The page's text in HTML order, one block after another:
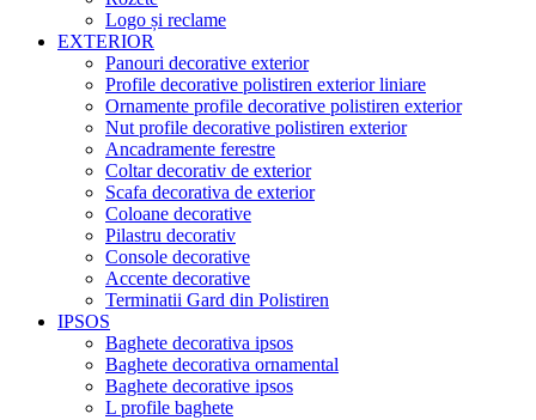
Logo și reclame
EXTERIOR
Panouri decorative exterior
Profile decorative polistiren exterior liniare
Ornamente profile decorative polistiren exterior
Nut profile decorative polistiren exterior
Ancadramente ferestre
Coltar decorativ de exterior
Scafa decorativa de exterior
Coloane decorative
Pilastru decorativ
Console decorative
Accente decorative
Terminatii Gard din Polistiren
IPSOS
Baghete decorativa ipsos
Baghete decorativa ornamental
Baghete decorative ipsos
L profile baghete